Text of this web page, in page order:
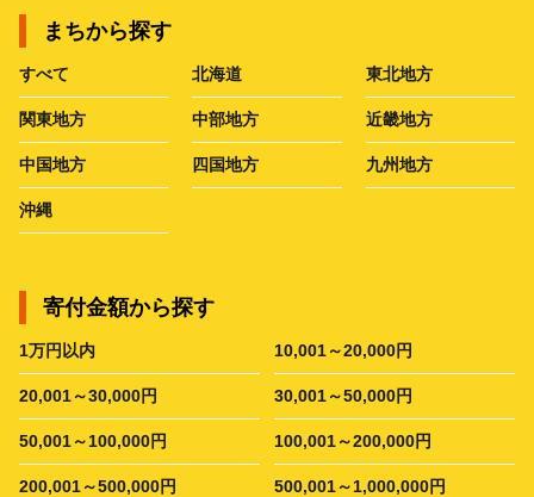
まちから探す
すべて 北海道 東北地方
関東地方 中部地方 近畿地方
中国地方 四国地方 九州地方
沖縄
寄付金額から探す
1万円以内 10,001～20,000円
20,001～30,000円 30,001～50,000円
50,001～100,000円 100,001～200,000円
200,001～500,000円 500,001～1,000,000円